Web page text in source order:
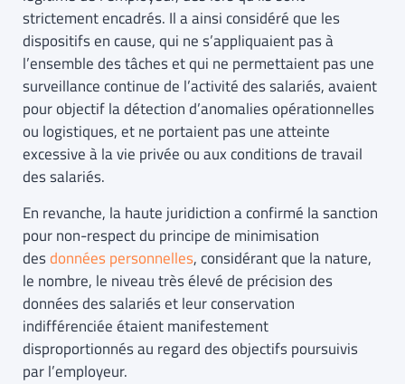
strictement encadrés. Il a ainsi considéré que les
dispositifs en cause, qui ne s’appliquaient pas à
l’ensemble des tâches et qui ne permettaient pas une
surveillance continue de l’activité des salariés, avaient
pour objectif la détection d’anomalies opérationnelles
ou logistiques, et ne portaient pas une atteinte
excessive à la vie privée ou aux conditions de travail
des salariés.
En revanche, la haute juridiction a confirmé la sanction
pour non-respect du principe de minimisation
desdonnées personnelles, considérant que la nature,
le nombre, le niveau très élevé de précision des
données des salariés et leur conservation
indifférenciée étaient manifestement
disproportionnés au regard des objectifs poursuivis
par l’employeur.